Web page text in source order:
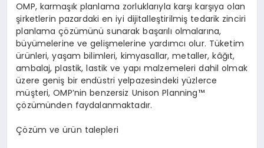
OMP, karmaşık planlama zorluklarıyla karşıkarşıya olan
şirketlerin pazardaki en iyi dijitalleştirilmiş tedarik zinciri
planlamaçözümünüsunarak başarılı olmalarına,
büyümelerine ve gelişmelerine yardımcıolur. Tüketim
ürünleri, yaşam bilimleri, kimyasallar, metaller, kâğıt,
ambalaj, plastik, lastik ve yapı malzemeleri dahil olmak
üzere geniş bir endüstri yelpazesindeki yüzlerce
müşteri, OMP’nin benzersiz Unison Planning™
çözümünden faydalanmaktadır.
Çözüm veürün talepleri